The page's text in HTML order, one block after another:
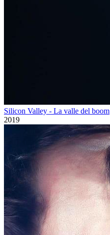
Silicon Valley - La valle del boom
2019